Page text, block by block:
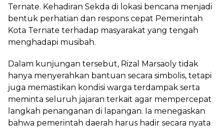
Ternate. Kehadiran Sekda di lokasi bencana menjadi
bentuk perhatian dan respons cepat Pemerintah
Kota Ternate terhadap masyarakat yang tengah
menghadapi musibah.
Dalam kunjungan tersebut, Rizal Marsaoly tidak
hanya menyerahkan bantuan secara simbolis, tetapi
juga memastikan kondisi warga terdampak serta
meminta seluruh jajaran terkait agar mempercepat
langkah penanganan di lapangan. Ia menegaskan
bahwa pemerintah daerah harus hadir secara nyata